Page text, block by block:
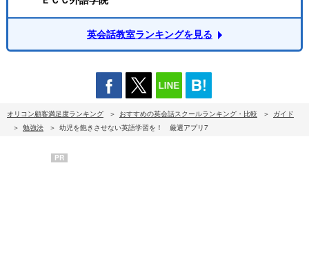
英会話教室ランキングを見る
オリコン顧客満足度ランキング おすすめの英会話スクールランキング・比較
ガイド
勉強法
幼児を飽きさせない英語学習を！ 厳選アプリ7
PR